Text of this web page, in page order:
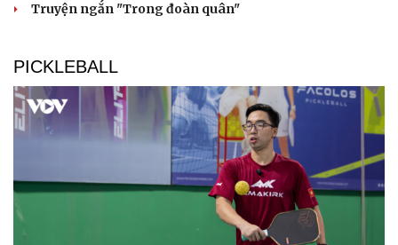
Truyện ngắn "Trong đoàn quân"
PICKLEBALL